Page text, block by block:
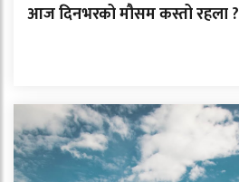
आज दिनभरको मौसम कस्तो रहला ?